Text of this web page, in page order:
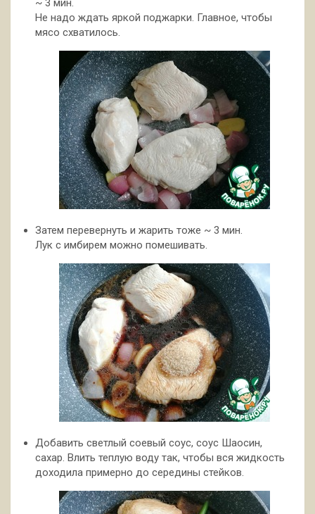
~ 3 мин.
Не надо ждать яркой поджарки. Главное, чтобы
мясо схватилось.
Затем перевернуть и жарить тоже ~ 3 мин.
Лук с имбирем можно помешивать.
Добавить светлый соевый соус, соус Шаосин,
сахар. Влить теплую воду так, чтобы вся жидкость
доходила примерно до середины стейков.